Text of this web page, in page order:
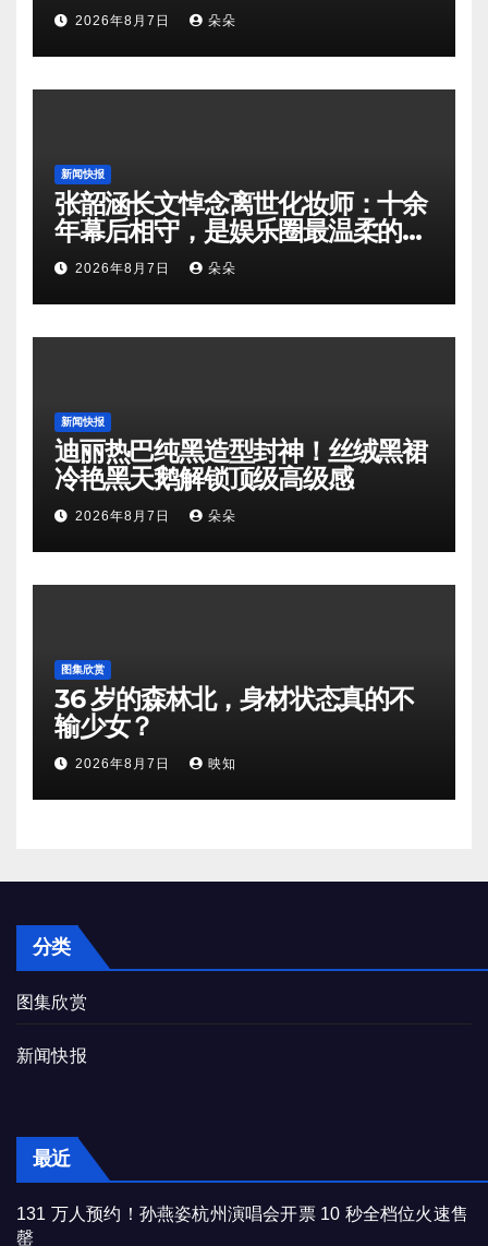
2026年8月7日 朵朵
新闻快报
张韶涵长文悼念离世化妆师：十余
年幕后相守，是娱乐圈最温柔的双
向奔赴
2026年8月7日 朵朵
新闻快报
迪丽热巴纯黑造型封神！丝绒黑裙
冷艳黑天鹅解锁顶级高级感
2026年8月7日 朵朵
图集欣赏
36 岁的森林北，身材状态真的不
输少女？
2026年8月7日 映知
分类
图集欣赏
新闻快报
最近
131 万人预约！孙燕姿杭州演唱会开票 10 秒全档位火速售
罄